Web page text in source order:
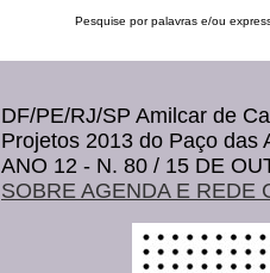
Pesquise por palavras e/ou
DF/PE/RJ/SP Amilcar de
Projetos 2013 do Paço das
ANO 12 - N. 80 / 15 DE
SOBRE AGENDA E REDE